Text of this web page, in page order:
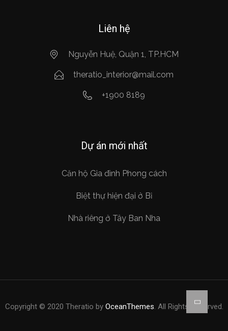
Liên hệ
Nguyễn Huệ, Quận 1, TP.HCM
theratio_interior@mail.com
+1900 8189
Dự án mới nhất
Căn hộ Gia đình Phong cách
Biệt thự hiện đại ở Bỉ
Nhà riêng ở Tây Ban Nha
Copyright © 2020 Theratio by OceanThemes. All Rights Reserved.